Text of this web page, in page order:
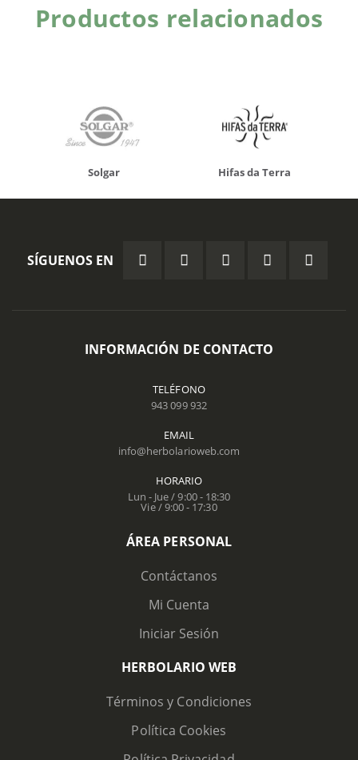
Productos relacionados
Solgar Hifas da Terra
SÍGUENOS EN
INFORMACIÓN DE CONTACTO
TELÉFONO
943 099 932
EMAIL
info@herbolarioweb.com
HORARIO
Lun - Jue / 9:00 - 18:30
Vie / 9:00 - 17:30
ÁREA PERSONAL
Contáctanos
Mi Cuenta
Iniciar Sesión
HERBOLARIO WEB
Términos y Condiciones
Política Cookies